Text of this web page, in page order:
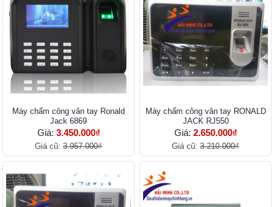
Máy chấm công vân tay Ronald
Jack 6869
Giá: 3.450.000₫
Giá cũ: 3.957.000₫
Máy chấm công vân tay RONALD
JACK RJ550
Giá: 2.650.000₫
Giá cũ: 3.210.000₫